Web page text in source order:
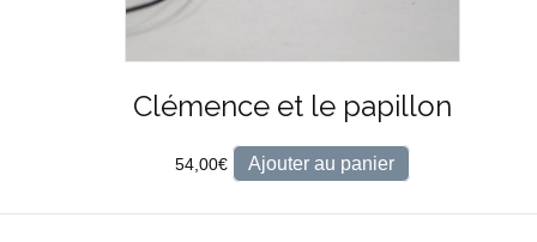
Clémence et le papillon
54,00€ Ajouter au panier